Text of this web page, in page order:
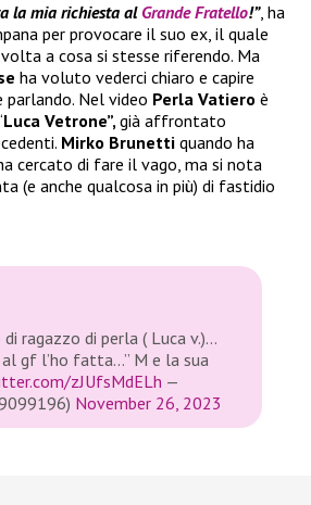
la mia richiesta al Grande Fratello!”, ha
per provocare il suo ex, il quale
a cosa si stesse riferendo. Ma
ha voluto vederci chiaro e capire
parlando. Nel video Perla Vatiero è
Luca Vetrone”,già affrontato
Mirko Brunetti quando ha
cercato di fare il vago, ma si nota
(e anche qualcosa in più) di fastidio
ragazzo di perla ( Luca v.)…
gf l’ho fatta…” M e la sua
zJUfsMdELh —
November 26, 2023